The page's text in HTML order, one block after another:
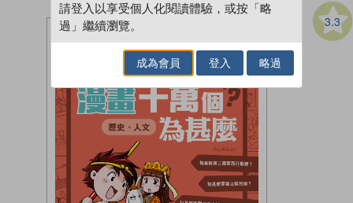
3.3
請登入以享受個人化閱讀體驗，或按「略
過」繼續瀏覽。
成為會員 登入 略過